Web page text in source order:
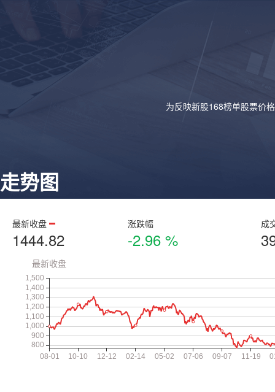
为反映新股168榜单股票价
走势图
最新收盘
1444.82
涨跌幅
-2.96 %
成